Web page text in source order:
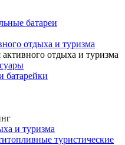
батареи
отдыха и туризма
отдыха и туризма
батарейки
и туризма
туристические